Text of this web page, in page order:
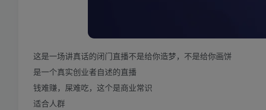
这是一场讲真话的闭门直播不是给你造梦，不是给你画饼
是一个真实创业者自述的直播
钱难赚，屎难吃，这个是商业常识
适合人群